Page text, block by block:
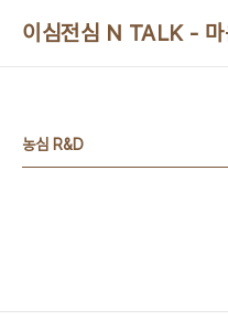
이심전심 N TALK - 마
농심 R&D